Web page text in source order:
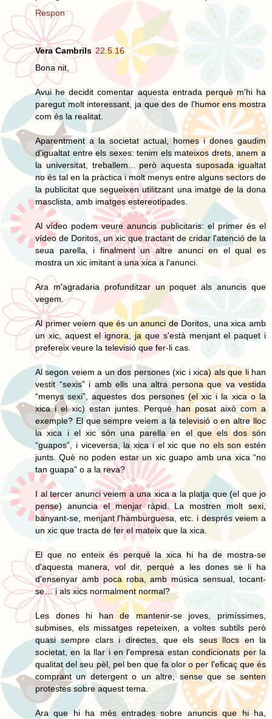
Respon
Vera Cambrils 22.5.16
Bona nit,
Avui he decidit comentar aquesta entrada perquè m'hi ha
paregut molt interessant, ja que des de l'humor ens mostra
com és la realitat.
Aparentment a la societat actual, homes i dones gaudim
d'igualtat entre els sexes: tenim els mateixos drets, anem a
la universitat, treballem... però aquesta suposada igualtat
no és tal en la pràctica i molt menys entre alguns sectors de
la publicitat que segueixen utilitzant una imatge de la dona
masclista, amb imatges estereotipades.
Al vídeo podem veure anuncis publicitaris: el primer és el
vídeo de Doritos, un xic que tractant de cridar l'atenció de la
seua parella, i finalment un altre anunci en el qual es
mostra un xic imitant a una xica a l'anunci.
Ara m'agradaria profunditzar un poquet als anuncis que
vegem.
Al primer veiem que és un anunci de Doritos, una xica amb
un xic, aquest el ignora, ja que s'està menjant el paquet i
prefereix veure la televisió que fer-li cas.
Al segon veiem a un dos persones (xic i xica) als que li han
vestit “sexis” i amb ells una altra persona que va vestida
“menys sexi”, aquestes dos persones (el xic i la xica o la
xica i el xic) estan juntes. Perquè han posat això com a
exemple? El que sempre veiem a la televisió o en altre lloc
la xica i el xic són una parella en el que els dos són
“guapos”, i viceversa, la xica i el xic que no els son estén
junts. Què no poden estar un xic guapo amb una xica “no
tan guapa” o a la reva?
I al tercer anunci veiem a una xica a la platja que (el que jo
pense) anuncia el menjar ràpid. La mostren molt sexi,
banyant-se, menjant l'hamburguesa, etc. i després veiem a
un xic que tracta de fer el mateix que la xica.
El que no enteix és perquè la xica hi ha de mostra-se
d'aquesta manera, vol dir, perquè a les dones se li ha
d'ensenyar amb poca roba, amb música sensual, tocant-
se… i als xics normalment normal?
Les dones hi han de mantenir-se joves, primíssimes,
submises, els missatges repeteixen, a voltes subtils però
quasi sempre clars i directes, que els seus llocs en la
societat, en la llar i en l'empresa estan condicionats per la
qualitat del seu pèl, pel ben que fa olor o per l'eficaç que és
comprant un detergent o un altre, sense que se senten
protestes sobre aquest tema.
Ara que hi ha més entrades sobre anuncis que hi ha,